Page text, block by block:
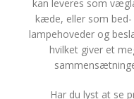
kan leveres som
kæde, eller som bed-
lampehoveder og
hvilket giver et
Har du lyst at se